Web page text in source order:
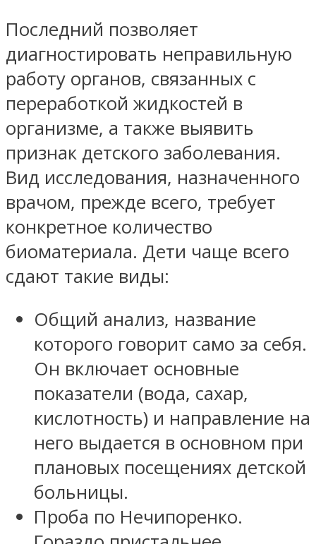
Последний позволяет
диагностировать неправильную
работу органов, связанных с
переработкой жидкостей в
организме, а также выявить
признак детского заболевания.
Вид исследования, назначенного
врачом, прежде всего, требует
конкретное количество
биоматериала. Дети чаще всего
сдают такие виды:
Общий анализ, название
которого говорит само за себя.
Он включает основные
показатели (вода, сахар,
кислотность) и направление на
него выдается в основном при
плановых посещениях детской
больницы.
Проба по Нечипоренко.